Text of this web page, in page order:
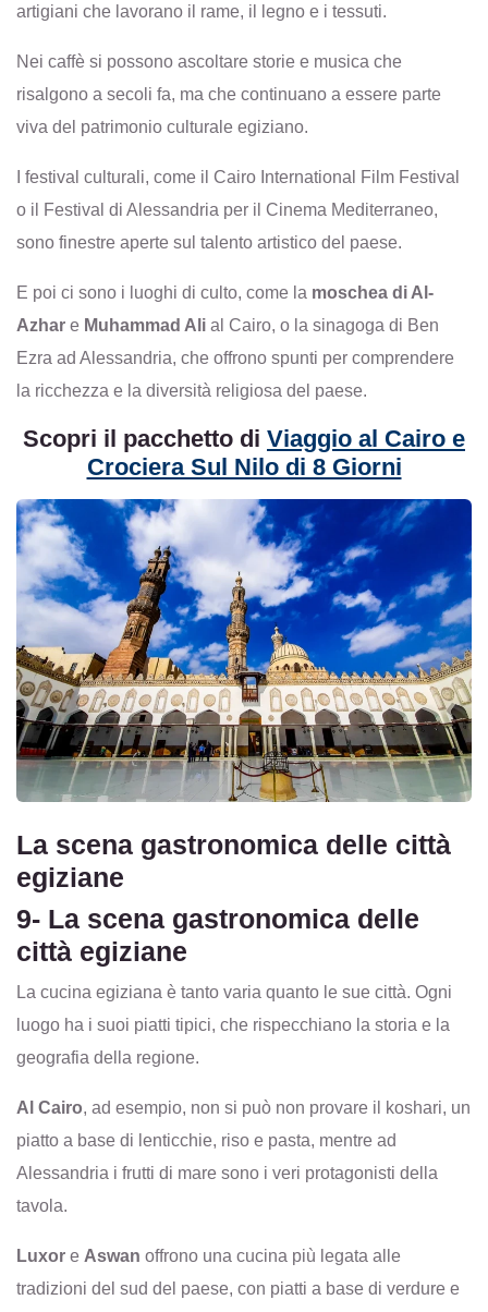
artigiani che lavorano il rame, il legno e i tessuti.
Nei caffè si possono ascoltare storie e musica che
risalgono a secoli fa, ma che continuano a essere parte
viva del patrimonio culturale egiziano.
I festival culturali, come il Cairo International Film Festival
o il Festival di Alessandria per il Cinema Mediterraneo,
sono finestre aperte sul talento artistico del paese.
E poi ci sono i luoghi di culto, come la moschea di Al-
Azhar e Muhammad Ali al Cairo, o la sinagoga di Ben
Ezra ad Alessandria, che offrono spunti per comprendere
la ricchezza e la diversità religiosa del paese.
Scopri il pacchetto di Viaggio al Cairo e
Crociera Sul Nilo di 8 Giorni
La scena gastronomica delle città
egiziane
9- La scena gastronomica delle
città egiziane
La cucina egiziana è tanto varia quanto le sue città. Ogni
luogo ha i suoi piatti tipici, che rispecchiano la storia e la
geografia della regione.
Al Cairo, ad esempio, non si può non provare il koshari, un
piatto a base di lenticchie, riso e pasta, mentre ad
Alessandria i frutti di mare sono i veri protagonisti della
tavola.
Luxor e Aswan offrono una cucina più legata alle
tradizioni del sud del paese, con piatti a base di verdure e